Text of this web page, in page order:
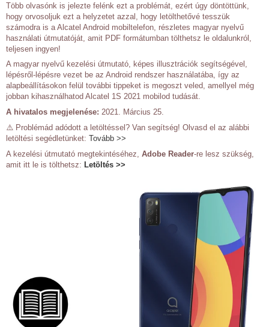
Több olvasónk is jelezte felénk ezt a problémát, ezért úgy döntöttünk,
hogy orvosoljuk ezt a helyzetet azzal, hogy letölthetővé tesszük
számodra is a Alcatel Android mobiltelefon, részletes magyar nyelvű
használati útmutatóját, amit PDF formátumban tölthetsz le oldalunkról,
teljesen ingyen!
A magyar nyelvű kezelési útmutató, képes illusztrációk segítségével,
lépésről-lépésre vezet be az Android rendszer használatába, így az
alapbeállításokon felül további tippeket is megoszt veled, amellyel még
jobban kihasználhatod Alcatel 1S 2021 mobilod tudását.
A hivatalos megjelenése: 2021. Március 25.
⚠️ Problémád adódott a letöltéssel? Van segítség! Olvasd el az alábbi
letöltési segédletünket: Tovább >>
A kezelési útmutató megtekintéséhez, Adobe Reader-re lesz szükség,
amit itt le is tölthetsz: Letöltés >>